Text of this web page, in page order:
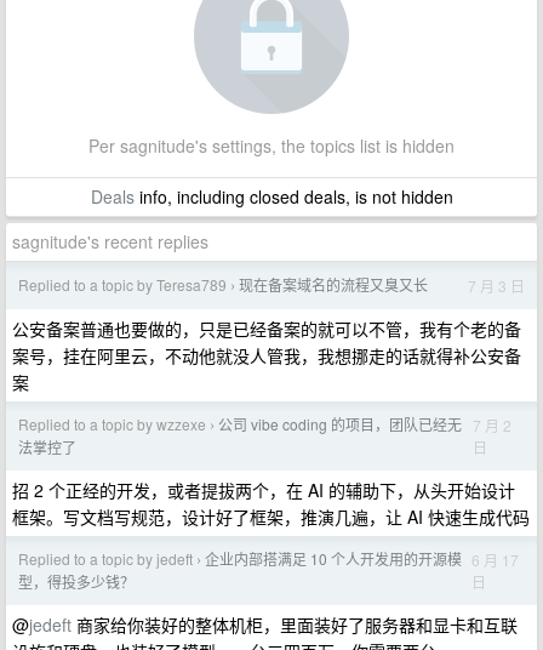
Per sagnitude's settings, the topics list is hidden
Dealsinfo, including closed deals, is not hidden
sagnitude's recent replies
Replied to a topic by Teresa789 › 现在备案域名的流程又臭又长 7 月 3 日
公安备案普通也要做的，只是已经备案的就可以不管，我有个老的备
案号，挂在阿里云，不动他就没人管我，我想挪走的话就得补公安备
案
Replied to a topic by wzzexe › 公司 vibe coding 的项目，团队已经无
法掌控了
7 月 2
日
招 2 个正经的开发，或者提拔两个，在 AI 的辅助下，从头开始设计
框架。写文档写规范，设计好了框架，推演几遍，让 AI 快速生成代码
Replied to a topic by jedeft › 企业内部搭满足 10 个人开发用的开源模
型，得投多少钱？
6 月 17
日
@jedeft 商家给你装好的整体机柜，里面装好了服务器和显卡和互联